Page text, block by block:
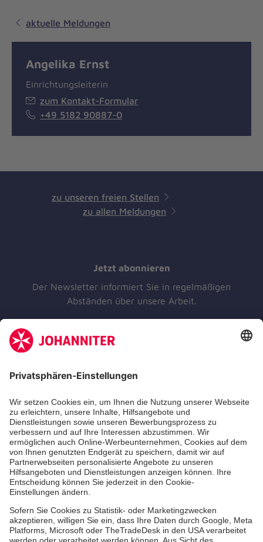
aktuelle Meldungen
Angelika Ernst
Einrichtungsleiterin
zum Kontakt-Formular
+49 5182 90887-0
zu unseren freien Stellen
zu allen Meldungen
Jetzt abonnieren
Der Newsletter informiert Sie in regelmäßigen
Abständen über unsere Arbeit.
Unsere Standorte
Leistungen
Kennzahlen und Struktur
Als Pflegefachkraft arbeiten
Qualität
Unsere Spendenprojekte